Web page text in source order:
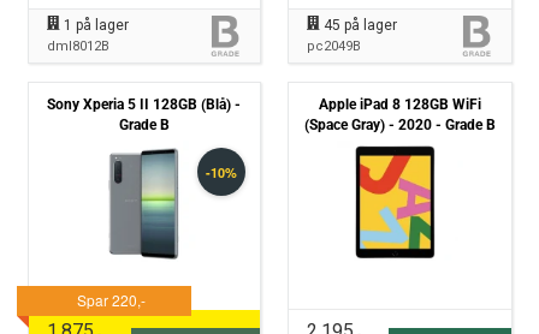
1 på lager
dml8012B
45 på lager
pc2049B
Sony Xperia 5 II 128GB (Blå) -
Grade B
Apple iPad 8 128GB WiFi
(Space Gray) - 2020 - Grade B